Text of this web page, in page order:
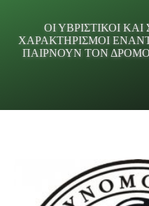
ΟΙ ΥΒΡΙΣΤΙΚΟΙ
ΧΑΡΑΚΤΗΡΙΣΜΟΙ
ΠΑΙΡΝΟΥΝ ΤΟΝ